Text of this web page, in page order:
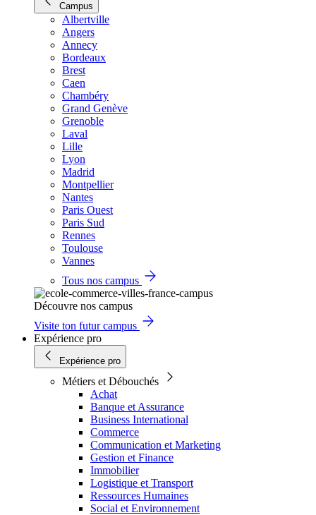
Campus
Albertville
Angers
Annecy
Bordeaux
Brest
Caen
Chambéry
Grand Genève
Grenoble
Laval
Lille
Lyon
Madrid
Montpellier
Nantes
Paris Ouest
Paris Sud
Rennes
Toulouse
Vannes
Tous nos campus
Découvre nos campus
Visite ton futur campus
Expérience pro
Expérience pro
Métiers et Débouchés
Achat
Banque et Assurance
Business International
Commerce
Communication et Marketing
Gestion et Finance
Immobilier
Logistique et Transport
Ressources Humaines
Social et Environnement